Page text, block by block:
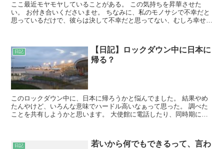
ここ最近モヤモヤしていることがある。 この気持ちを昇華させた
い。 お付き合いくださいませ。 ちなみに、私のモノサシで不幸だと
思っているだけで、彼らは決して不幸だと思ってない、むしろ幸せだ
日記
【日記】ロックダウン中に日本に
帰る？
このロックダウン中に、日本に帰ろうかと悩んでました。 結果やめ
たんやけど、いろんな意味でハードル高いなぁって思った。 調べた
ことを共有しようかと思います。 大使館に電話したり、同時期に帰
日記
若いから何でもできるって、言わ